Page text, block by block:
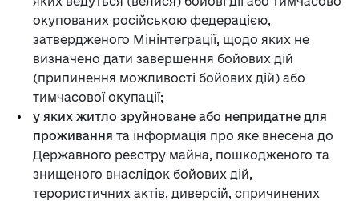
окупованих російською федерацією,
затвердженого Мінінтеграції, щодо яких не
визначено дати завершення бойових дій
(припинення можливості бойових дій) або
тимчасової окупації;
у яких житло зруйноване або непридатне для
проживання та інформація про яке внесена до
Державного реєстру майна, пошкодженого та
знищеного внаслідок бойових дій,
терористичних актів, диверсій, спричинених